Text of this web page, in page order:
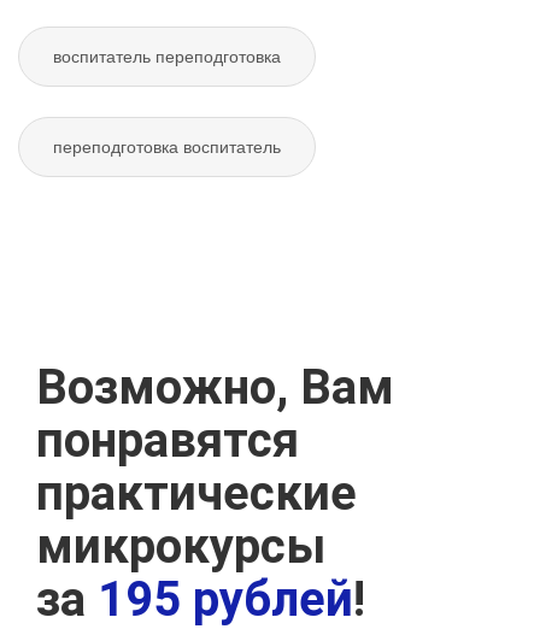
воспитатель переподготовка
переподготовка воспитатель
Возможно, Вам
понравятся
практические
микрокурсы
за 195 рублей!